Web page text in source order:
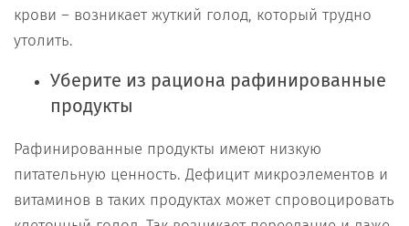
крови – возникает жуткий голод, который трудно
утолить.
Уберите из рациона рафинированные
продукты
Рафинированные продукты имеют низкую
питательную ценность. Дефицит микроэлементов и
витаминов в таких продуктах может спровоцировать